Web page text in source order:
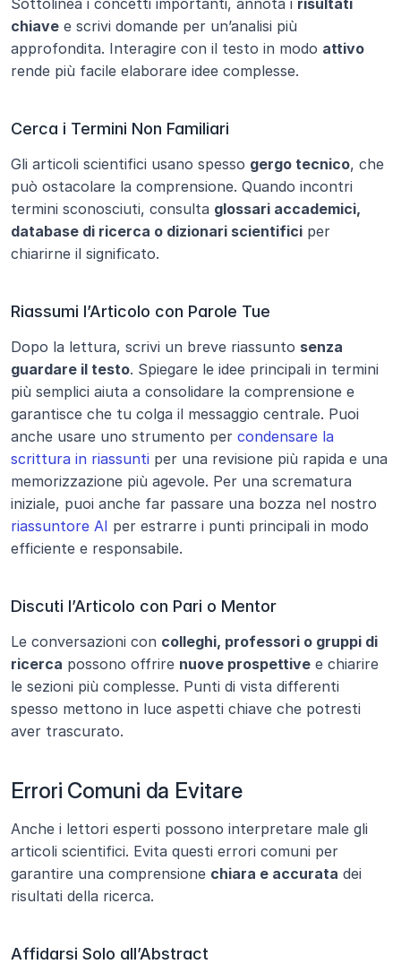
Sottolinea i concetti importanti, annota i risultati
chiave e scrivi domande per un’analisi più
approfondita. Interagire con il testo in modo attivo
rende più facile elaborare idee complesse.
Cerca i Termini Non Familiari
Gli articoli scientifici usano spesso gergo tecnico, che
può ostacolare la comprensione. Quando incontri
termini sconosciuti, consulta glossari accademici,
database di ricerca o dizionari scientifici per
chiarirne il significato.
Riassumi l’Articolo con Parole Tue
Dopo la lettura, scrivi un breve riassunto senza
guardare il testo. Spiegare le idee principali in termini
più semplici aiuta a consolidare la comprensione e
garantisce che tu colga il messaggio centrale. Puoi
anche usare uno strumento per condensare la
scrittura in riassunti per una revisione più rapida e una
memorizzazione più agevole. Per una scrematura
riassuntore AI per estrarre i punti principali in modo
efficiente e responsabile.
Discuti l’Articolo con Pari o Mentor
Le conversazioni con colleghi, professori o gruppi di
ricerca possono offrire nuove prospettive e chiarire
le sezioni più complesse. Punti di vista differenti
spesso mettono in luce aspetti chiave che potresti
aver trascurato.
Errori Comuni da Evitare
Anche i lettori esperti possono interpretare male gli
articoli scientifici. Evita questi errori comuni per
garantire una comprensione chiara e accurata dei
risultati della ricerca.
Affidarsi Solo all’Abstract